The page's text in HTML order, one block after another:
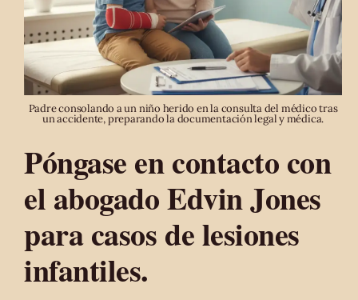
Padre consolando a un niño herido en la consulta del médico tras
un accidente, preparando la documentación legal y médica.
Póngase en contacto con
el abogado Edvin Jones
para casos de lesiones
infantiles.